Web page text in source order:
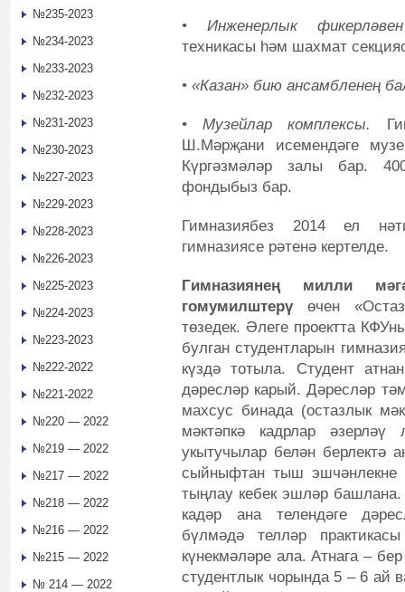
• Инженерлык
техникасы һәм шахмат
• «Казан» бию ансамбленең
• Музейлар комплексы.
Ш.Мәрҗани исемендәге
Күргәзмәләр залы бар.
фондыбыз бар.
Гимназиябез 2014 ел
гимназиясе рәтенә кертелде.
Гимназиянең милли
гомумилштерү
өчен
төзедек. Әлеге проектта
булган студентларын
күздә тотыла. Студент
дәресләр карый. Дәресләр
махсус бинада (остазлык
мәктәпкә кадрлар әзерләү
укытучылар белән берлектә
сыйныфтан тыш эшчәнлекне
тыңлау кебек эшләр
кадәр ана телендәге
бүлмәдә телләр
күнекмәләре ала. Атнага –
студентлык чорында 5 – 6 ай
№235-2023
№234-2023
№233-2023
№232-2023
№231-2023
№230-2023
№227-2023
№229-2023
№228-2023
№226-2023
№225-2023
№224-2023
№223-2023
№222-2022
№221-2022
№220 — 2022
№219 — 2022
№217 — 2022
№218 — 2022
№216 — 2022
№215 — 2022
№ 214 — 2022